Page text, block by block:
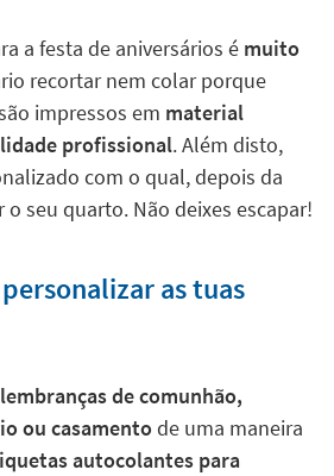
a festa de aniversários é muito
recortar nem colar porque
impressos em material
profissional. Além disto,
com o qual, depois da
seu quarto. Não deixes escapar!
as tuas
lembranças de comunhão,
ou casamentode uma maneira
autocolantes para